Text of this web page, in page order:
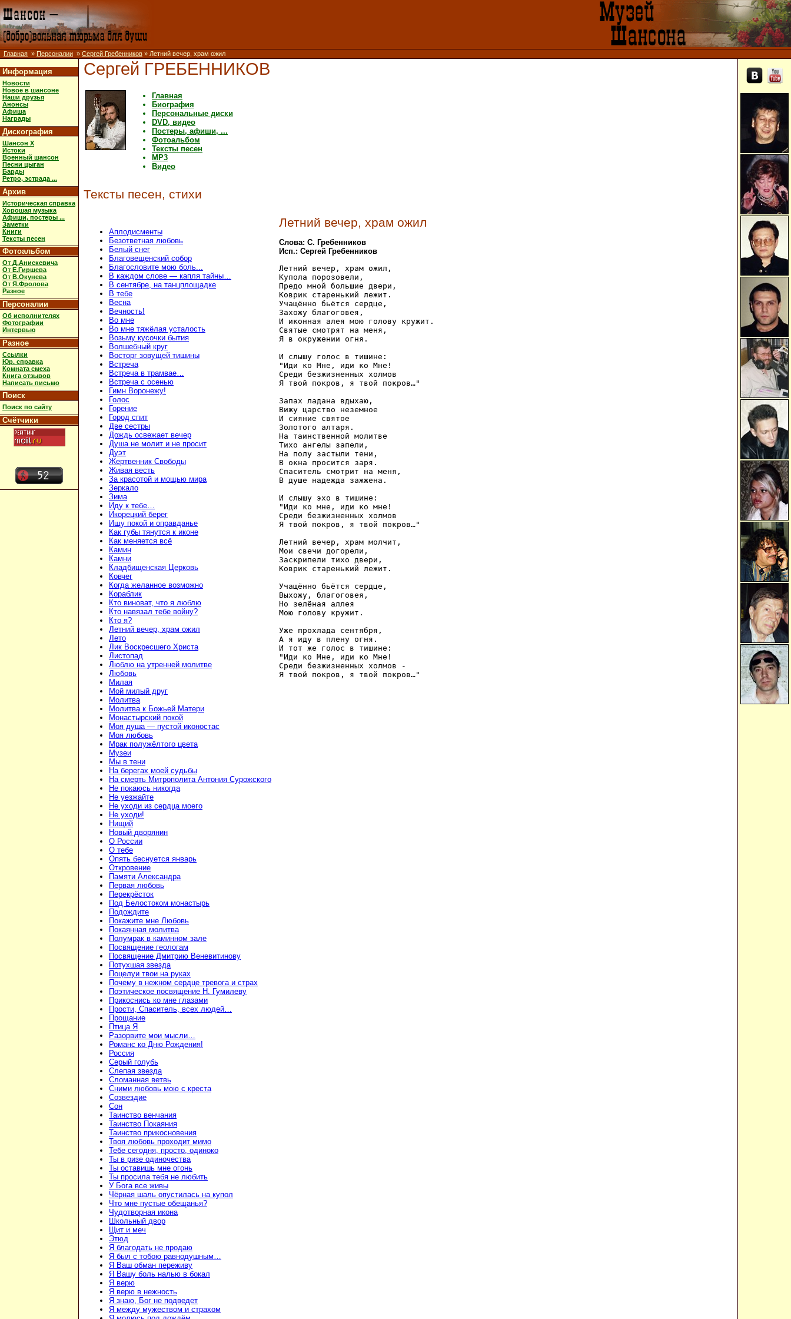
Главная » Персоналии » Сергей Гребенников » Летний вечер, храм ожил
Информация
Новости
Новое в шансоне
Наши друзья
Анонсы
Афиша
Награды
Дискография
Шансон X
Истоки
Военный шансон
Песни цыган
Барды
Ретро, эстрада ...
Архив
Историческая справка
Хорошая музыка
Афиши, постеры ...
Заметки
Книги
Тексты песен
Фотоальбом
От Д.Анискевича
От Е.Гиршева
От В.Окунева
От Я.Фролова
Разное
Персоналии
Об исполнителях
Фотографии
Интервью
Разное
Ссылки
Юр. справка
Комната смеха
Книга отзывов
Написать письмо
Поиск
Поиск по сайту
Счётчики
Сергей ГРЕБЕННИКОВ
Главная
Биография
Персональные диски
DVD, видео
Постеры, афиши, ...
Фотоальбом
Тексты песен
MP3
Видео
Тексты песен, стихи
Аплодисменты
Безответная любовь
Белый снег
Благовещенский собор
Благословите мою боль...
В каждом слове — капля тайны…
В сентябре, на танцплощадке
В тебе
Весна
Вечность!
Во мне
Во мне тяжёлая усталость
Возьму кусочки бытия
Волшебный круг
Восторг зовущей тишины
Встреча
Встреча в трамвае…
Встреча с осенью
Гимн Воронежу!
Голос
Горение
Город спит
Две сестры
Дождь освежает вечер
Душа не молит и не просит
Дуэт
Жертвенник Свободы
Живая весть
За красотой и мощью мира
Зеркало
Зима
Иду к тебе…
Икорецкий берег
Ищу покой и оправданье
Как губы тянутся к иконе
Как меняется всё
Камин
Камни
Кладбищенская Церковь
Ковчег
Когда желанное возможно
Кораблик
Кто виноват, что я люблю
Кто навязал тебе войну?
Кто я?
Летний вечер, храм ожил
Лето
Лик Воскресшего Христа
Листопад
Люблю на утренней молитве
Любовь
Милая
Мой милый друг
Молитва
Молитва к Божьей Матери
Монастырский покой
Моя душа — пустой иконостас
Моя любовь
Мрак полужёлтого цвета
Музеи
Мы в тени
На берегах моей судьбы
На смерть Митрополита Антония Сурожского
Не покаюсь никогда
Не уезжайте
Не уходи из сердца моего
Не уходи!
Нищий
Новый дворянин
О России
О тебе
Опять беснуется январь
Откровение
Памяти Александра
Первая любовь
Перекрёсток
Под Белостоком монастырь
Подождите
Покажите мне Любовь
Покаянная молитва
Полумрак в каминном зале
Посвящение геологам
Посвящение Дмитрию Веневитинову
Потухшая звезда
Поцелуи твои на руках
Почему в нежном сердце тревога и страх
Поэтическое посвящение Н. Гумилеву
Прикоснись ко мне глазами
Прости, Спаситель, всех людей…
Прощание
Птица Я
Разорвите мои мысли…
Романс ко Дню Рождения!
Россия
Серый голубь
Слепая звезда
Сломанная ветвь
Сними любовь мою с креста
Созвездие
Сон
Таинство венчания
Таинство Покаяния
Таинство прикосновения
Твоя любовь проходит мимо
Тебе сегодня, просто, одиноко
Ты в ризе одиночества
Ты оставишь мне огонь
Ты просила тебя не любить
У Бога все живы
Чёрная шаль опустилась на купол
Что мне пустые обещанья?
Чудотворная икона
Школьный двор
Щит и меч
Этюд
Я благодать не продаю
Я был с тобою равнодушным…
Я Ваш обман переживу
Я Вашу боль налью в бокал
Я верю
Я верю в нежность
Я знаю, Бог не подведет
Я между мужеством и страхом
Летний вечер, храм ожил
Слова: С. Гребенников
Исп.: Сергей Гребенников
Летний вечер, храм ожил,
Купола порозовели,
Предо мной большие двери,
Коврик старенький лежит.
Учащённо бьётся сердце,
Захожу благоговея,
И иконная алея мою голову кружит.
Святые смотрят на меня,
Я в окружении огня.
И слышу голос в тишине:
"Иди ко Мне, иди ко Мне!
Среди безжизненных холмов
Я твой покров, я твой покров…"
Запах ладана вдыхаю,
Вижу царство неземное
И сияние святое
Золотого алтаря.
На таинственной молитве
Тихо ангелы запели,
На полу застыли тени,
В окна просится заря.
Спаситель смотрит на меня,
В душе надежда зажжена.
И слышу эхо в тишине:
"Иди ко мне, иди ко мне!
Среди безжизненных холмов
Я твой покров, я твой покров…"
Летний вечер, храм молчит,
Мои свечи догорели,
Заскрипели тихо двери,
Коврик старенький лежит.
Учащённо бьётся сердце,
Выхожу, благоговея,
Но зелёная аллея
Мою голову кружит.
Уже прохлада сентября,
А я иду в плену огня.
И тот же голос в тишине:
"Иди ко Мне, иди ко Мне!
Среди безжизненных холмов -
Я твой покров, я твой покров…"